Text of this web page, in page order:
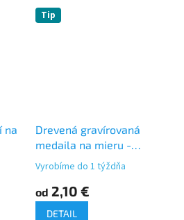
na
Tip
Drevená gravírovaná
medaila na mieru -
dvojvrstvová
Priemerné
produktu
Vyrobíme do 1 týždňa
od 2,10 €
DETAIL